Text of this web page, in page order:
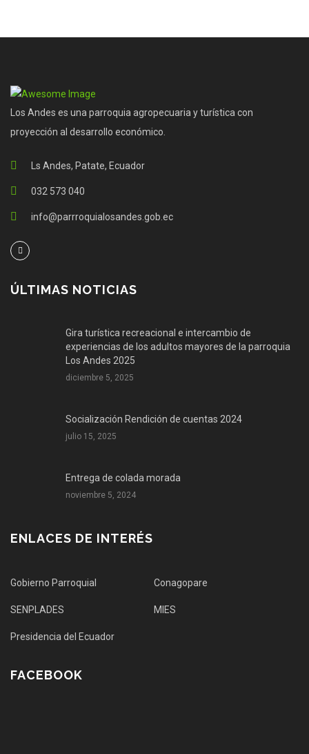
Los Andes es una parroquia agropecuaria y turística con
proyección al desarrollo económico.
Ls Andes, Patate, Ecuador
032 573 040
info@parrroquialosandes.gob.ec
ÚLTIMAS NOTICIAS
Gira turística recreacional e intercambio de
experiencias de los adultos mayores de la parroquia
Los Andes 2025
diciembre 5, 2025
Socialización Rendición de cuentas 2024
julio 15, 2025
Entrega de colada morada
noviembre 5, 2024
ENLACES DE INTERÉS
Gobierno Parroquial Conagopare
SENPLADES MIES
Presidencia del Ecuador
FACEBOOK